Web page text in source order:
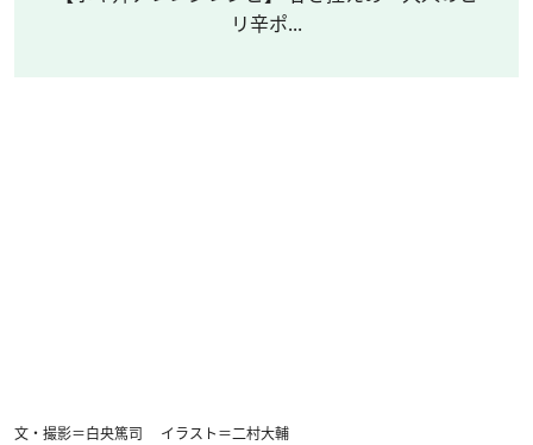
リ辛ポ...
文・撮影＝白央篤司 イラスト＝二村大輔